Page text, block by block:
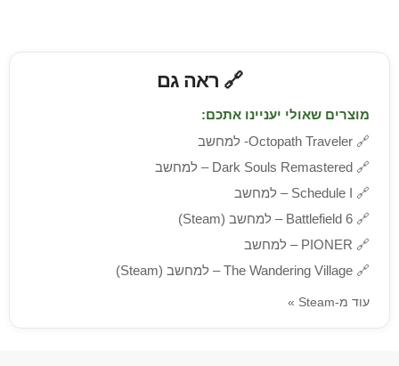
🔗 ראה גם
מוצרים שאולי יעניינו אתכם:
🔗 Octopath Traveler- למחשב
🔗 Dark Souls Remastered – למחשב
🔗 Schedule I – למחשב
🔗 Battlefield 6 – למחשב (Steam)
🔗 PIONER – למחשב
🔗 The Wandering Village – למחשב (Steam)
עוד מ-Steam »